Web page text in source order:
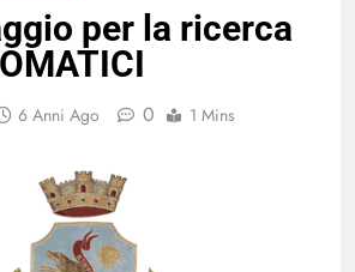
4 Mesi Ago
⚠️ Emergenza Acqua a
Savignano Irpino: Ordinanza n. 7
Mangiaplastica: Più ricicli, più
10 Mesi Ago
Postamat chiuso di notte a
Savignano: misura anti-rapina
fino alle 8:30
11 Mesi Ago
per la ricerca
6 Anni Ago 0 1 Mins